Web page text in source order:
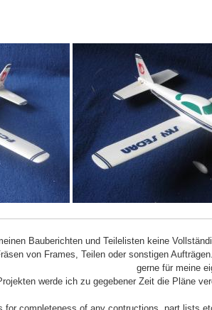
Bauberichten und Teilelisten keine
von Frames, Teilen oder sonstigen
gerne für meine
werde ich zu gegebener Zeit die Pläne